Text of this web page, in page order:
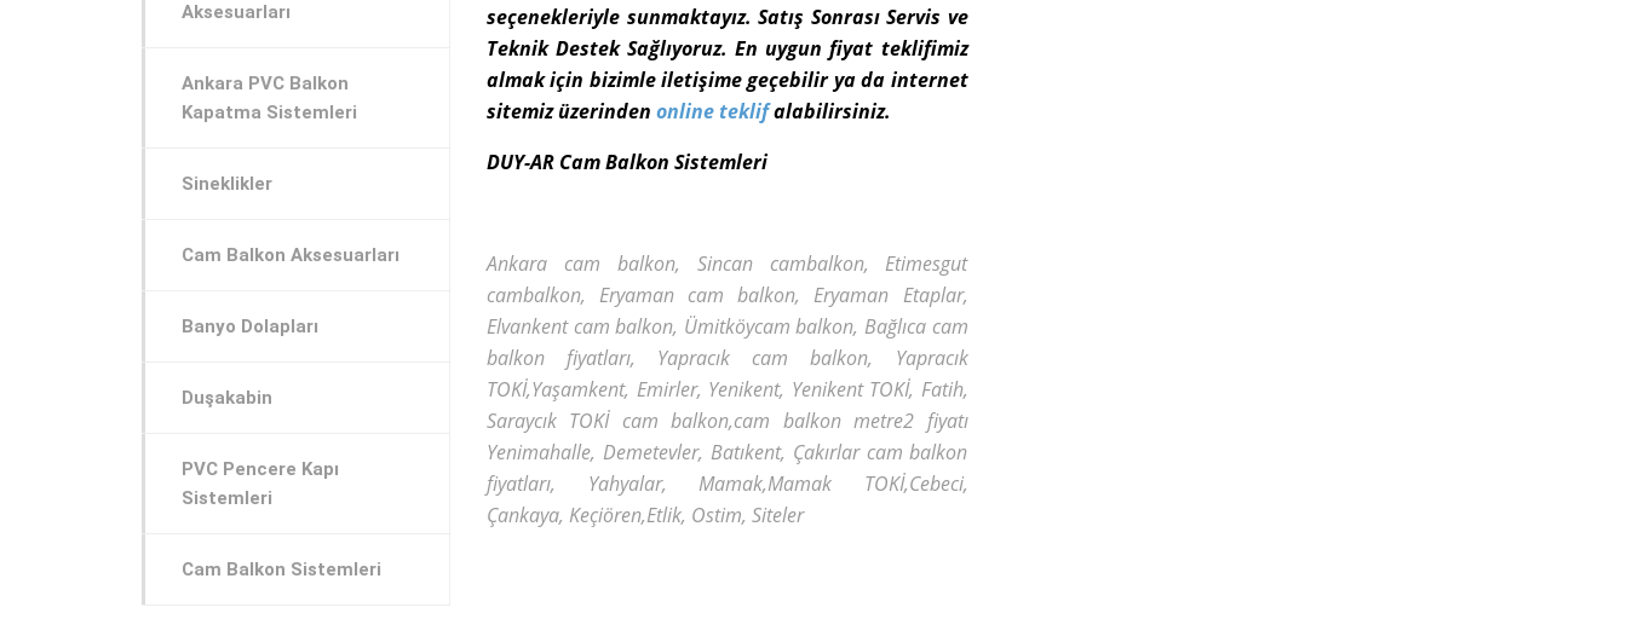
seçenekleriyle sunmaktayız. Satış Sonrası Servis ve
Teknik Destek Sağlıyoruz. En uygun fiyat teklifimiz
almak için bizimle iletişime geçebilir ya da internet
sitemiz üzerinden online teklifalabilirsiniz.
DUY-AR Cam Balkon Sistemleri
Ankara cam balkon, Sincan cambalkon, Etimesgut
cambalkon, Eryaman cam balkon, Eryaman Etaplar,
Elvankent cam balkon, Ümitköycam balkon, Bağlıca cam
balkon fiyatları, Yapracık cam balkon, Yapracık
TOKİ,Yaşamkent, Emirler, Yenikent, Yenikent TOKİ, Fatih,
Saraycık TOKİ cam balkon,cam balkon metre2 fiyatı
Yenimahalle, Demetevler, Batıkent, Çakırlar cam balkon
fiyatları, Yahyalar, Mamak,Mamak TOKİ,Cebeci,
Çankaya, Keçiören,Etlik, Ostim, Siteler
Aksesuarları
Ankara PVC Balkon
Kapatma Sistemleri
Sineklikler
Cam Balkon Aksesuarları
Banyo Dolapları
Duşakabin
PVC Pencere Kapı
Sistemleri
Cam Balkon Sistemleri